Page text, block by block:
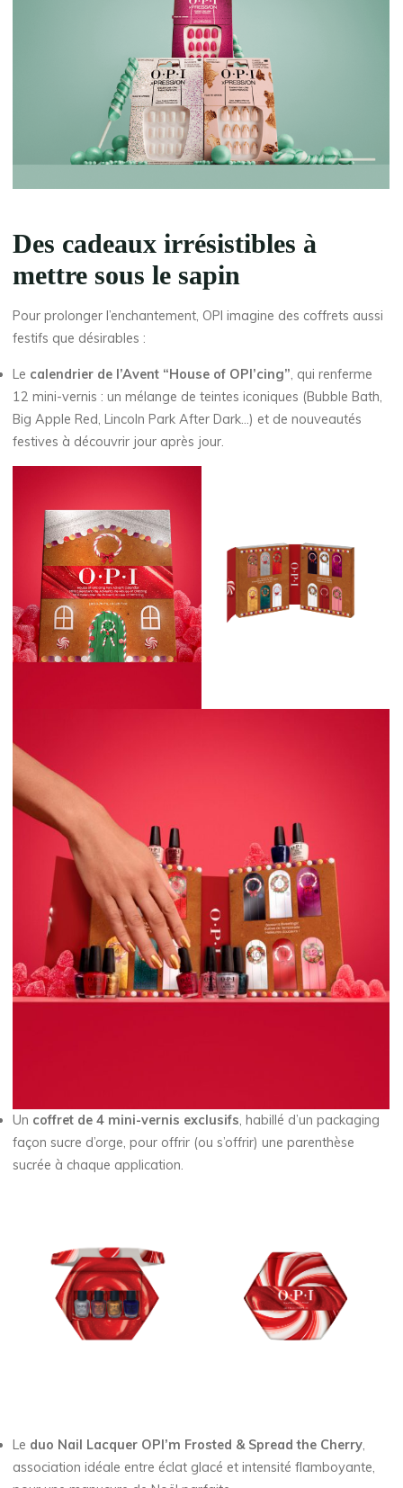
Des cadeaux irrésistibles à
mettre sous le sapin
Pour prolonger l’enchantement, OPI imagine des coffrets aussi
festifs que désirables :
Le calendrier de l’Avent “House of OPI’cing”, qui renferme
12 mini-vernis : un mélange de teintes iconiques (Bubble Bath,
Big Apple Red, Lincoln Park After Dark…) et de nouveautés
festives à découvrir jour après jour.
Un coffret de 4 mini-vernis exclusifs, habillé d’un packaging
façon sucre d’orge, pour offrir (ou s’offrir) une parenthèse
sucrée à chaque application.
Le duo Nail Lacquer OPI’m Frosted & Spread the Cherry,
association idéale entre éclat glacé et intensité flamboyante,